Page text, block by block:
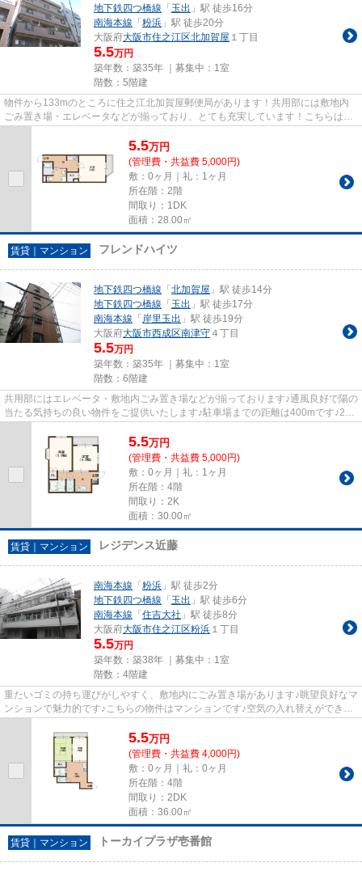
地下鉄四つ橋線 「 玉出 」駅 徒歩16分
南海本線 「 粉浜 」駅 徒歩20分
大阪府大阪市住之江区北加賀屋 １丁目
5.5万円
築年数：築35年 ｜募集中： 1室
階数：5階建
物件から133mのところに住之江北加賀屋郵便局があります！共用部には敷地内
ごみ置き場・エレベータなどが揃っており、とても充実しています！こちらはマ
5.5万円
(管理費・共益費 5,000円)
敷：0ヶ月｜礼：1ヶ月
所在階：2階
間取り：1DK
面積：28.00㎡
賃貸｜マンション フレンドハイツ
地下鉄四つ橋線 「 北加賀屋 」駅 徒歩14分
地下鉄四つ橋線 「 玉出 」駅 徒歩17分
南海本線 「 岸里玉出 」駅 徒歩19分
大阪府大阪市西成区南津守 ４丁目
5.5万円
築年数：築35年 ｜募集中： 1室
階数：6階建
共用部にはエレベータ・敷地内ごみ置き場などが揃っております♪通風良好で陽の
当たる気持ちの良い物件をご提供いたします♪駐車場までの距離は400mです♪2駅
5.5万円
(管理費・共益費 5,000円)
敷：0ヶ月｜礼：1ヶ月
所在階：4階
間取り：2K
面積：30.00㎡
賃貸｜マンション レジデンス近藤
南海本線 「 粉浜 」駅 徒歩2分
地下鉄四つ橋線 「 玉出 」駅 徒歩6分
南海本線 「 住吉大社 」駅 徒歩8分
大阪府大阪市住之江区粉浜 １丁目
5.5万円
築年数：築38年 ｜募集中： 1室
階数：4階建
重たいゴミの持ち運びがしやすく、敷地内にごみ置き場があります♪眺望良好なマ
ンションで魅力的です♪こちらの物件はマンションです♪空気の入れ替えができる
5.5万円
(管理費・共益費 4,000円)
敷：0ヶ月｜礼：0ヶ月
所在階：4階
間取り：2DK
面積：36.00㎡
賃貸｜マンション トーカイプラザ壱番館